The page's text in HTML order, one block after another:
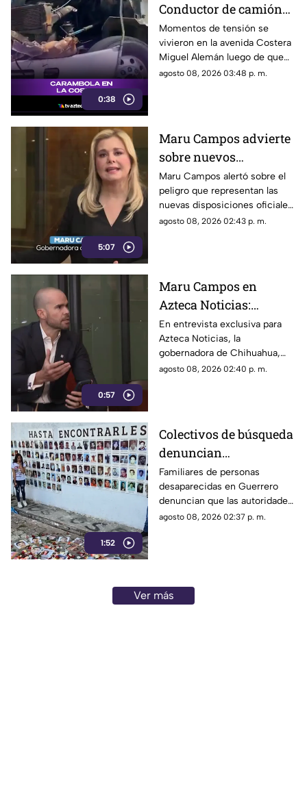
0:38
Conductor de camión
urbano pierde el
control y choca contra
autos en plena Costera
Miguel Alemán
Momentos de tensión se
vivieron en la avenida Costera
Miguel Alemán luego de que
un camión urbano se estrellara
agosto 08, 2026 03:48 p. m.
5:07
Maru Campos advierte
sobre nuevos
lineamientos: Alerta
que buscan sancionar a
medios críticos y
limitar la libertad de
Maru Campos alertó sobre el
peligro que representan las
nuevas disposiciones oficiales,
las cuales podrían utilizarse
agosto 08, 2026 02:43 p. m.
0:57
Maru Campos en
Azteca Noticias:
Advierte que nuevos
lineamientos del
Gobierno Federal
amenazan la libertad
En entrevista exclusiva para
Azteca Noticias, la
gobernadora de Chihuahua,
Maru Campos, alzó la voz
expresión.
agosto 08, 2026 02:40 p. m.
1:52
Colectivos de búsqueda
denuncian
restricciones para
ingresar a la sierra de
Chilpancingo
Familiares de personas
desaparecidas en Guerrero
denuncian que las autoridades
les negaron el
difusión.
agosto 08, 2026 02:37 p. m.
Ver más